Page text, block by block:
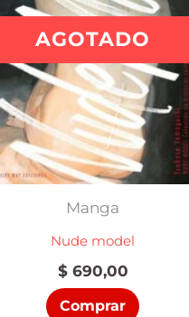
AGOTADO
Manga
Nude model
$690,00
Comprar